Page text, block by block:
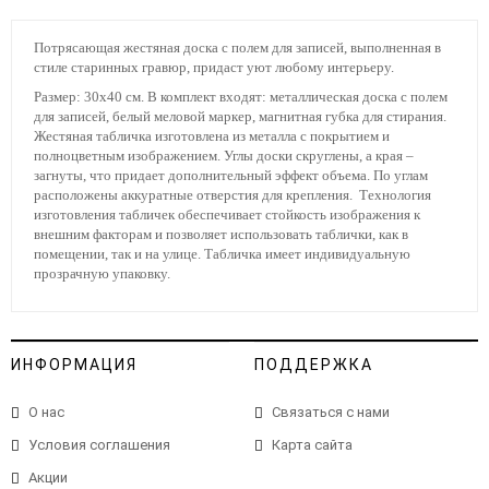
Потрясающая жестяная доска с полем для записей, выполненная в
стиле старинных гравюр, придаст уют любому интерьеру.
Размер: 30х40 см. В комплект входят: металлическая доска с полем
для записей, белый меловой маркер, магнитная губка для стирания.
Жестяная табличка изготовлена из металла с покрытием и
полноцветным изображением. Углы доски скруглены, а края –
загнуты, что придает дополнительный эффект объема. По углам
расположены аккуратные отверстия для крепления. Технология
изготовления табличек обеспечивает стойкость изображения к
внешним факторам и позволяет использовать таблички, как в
помещении, так и на улице. Табличка имеет индивидуальную
прозрачную упаковку.
ИНФОРМАЦИЯ
О нас
Условия соглашения
Акции
ПОДДЕРЖКА
Связаться с нами
Карта сайта